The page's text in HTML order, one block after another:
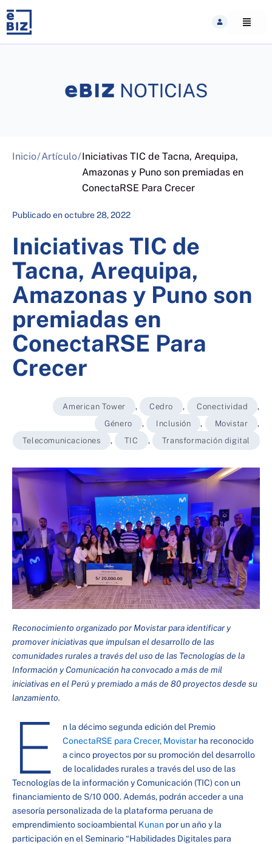
content
Inicio/Artículo/Iniciativas TIC de Tacna, Arequipa,
Amazonas y Puno son premiadas en
ConectaRSE Para Crecer
Publicado enoctubre 28, 2022
Iniciativas TIC de
Tacna, Arequipa,
Amazonas y Puno son
premiadas en
ConectaRSE Para
Crecer
American Tower , Cedro , Conectividad
,
Género
, Inclusión , Movistar
,
Telecomunicaciones
, TIC , Transformación digital
Reconocimiento organizado por Movistar para identificar y
promover iniciativas que impulsan el desarrollo de las
comunidades rurales a través del uso de las Tecnologías de la
Información y Comunicación ha convocado a más de mil
iniciativas en el Perú y premiado a más de 80 proyectos desde su
lanzamiento.
E
n la décimo segunda edición del Premio
ConectaRSE para Crecer, Movistarha reconocido
a cinco proyectos por su promoción del desarrollo
de localidades rurales a través del uso de las
Tecnologías de la información y Comunicación (TIC) con un
financiamiento de S/10 000. Además, podrán acceder a una
asesoría personalizada de la plataforma peruana de
emprendimiento socioambiental Kunan por un año y la
participación en el Seminario “Habilidades Digitales para